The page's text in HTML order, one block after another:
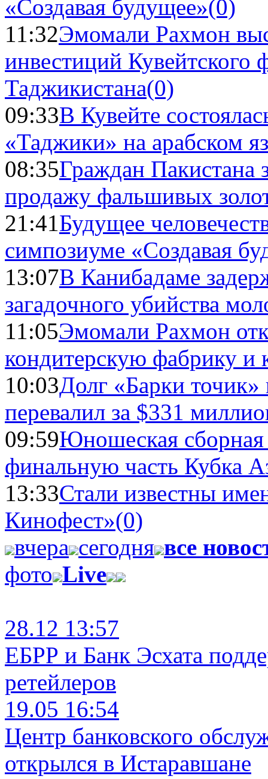
«Создавая будущее»(0)
11:32Эмомали Рахмон
инвестиций Кувейтского
Таджикистана(0)
09:33В Кувейте
«Таджики» на арабском
08:35Граждан Пакистана
продажу фальшивых
21:41Будущее
симпозиуме «Создавая
13:07В Канибадаме
загадочного убийства
11:05Эмомали Рахмон
кондитерскую фабрику и
10:03Долг «Барки
перевалил за $331
09:59Юношеская
финальную часть Кубка
13:33Стали известны
Кинофест»(0)
вчера сегодня все
фото Live
28.12 13:57
ЕБРР и Банк Эсхата
ретейлеров
19.05 16:54
Центр банковского
открылся в Истаравшане